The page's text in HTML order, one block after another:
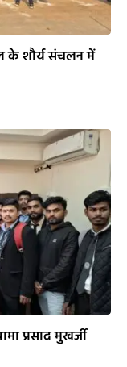
के शौर्य संचलन में
प्रसाद मुखर्जी